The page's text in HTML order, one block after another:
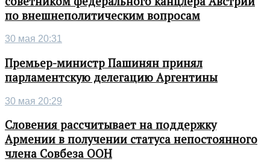
по внешнеполитическим вопросам
30 мая 20:31
Премьер-министр Пашинян принял
парламентскую делегацию Аргентины
30 мая 20:29
Словения рассчитывает на поддержку
Армении в получении статуса непостоянного
члена Совбеза ООН